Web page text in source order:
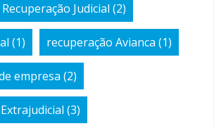
Judicial (2)
(1) recuperação Avianca (1)
empresa (2)
(3)